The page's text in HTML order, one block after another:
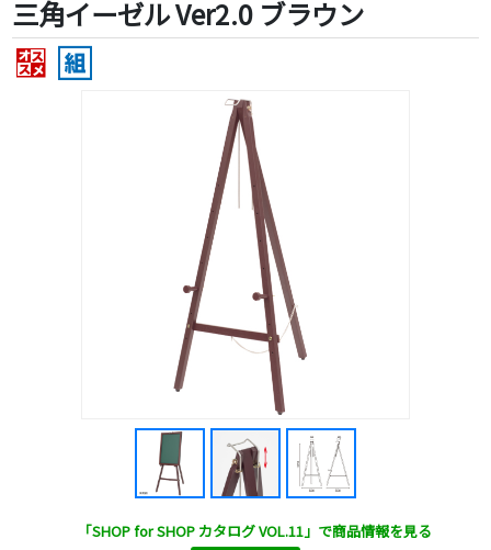
三角イーゼル Ver2.0 ブラウン
「SHOP for SHOP カタログ VOL.11」で商品情報を見る